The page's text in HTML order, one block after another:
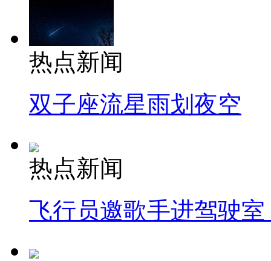
热点新闻
双子座流星雨划夜空
热点新闻
飞行员邀歌手进驾驶